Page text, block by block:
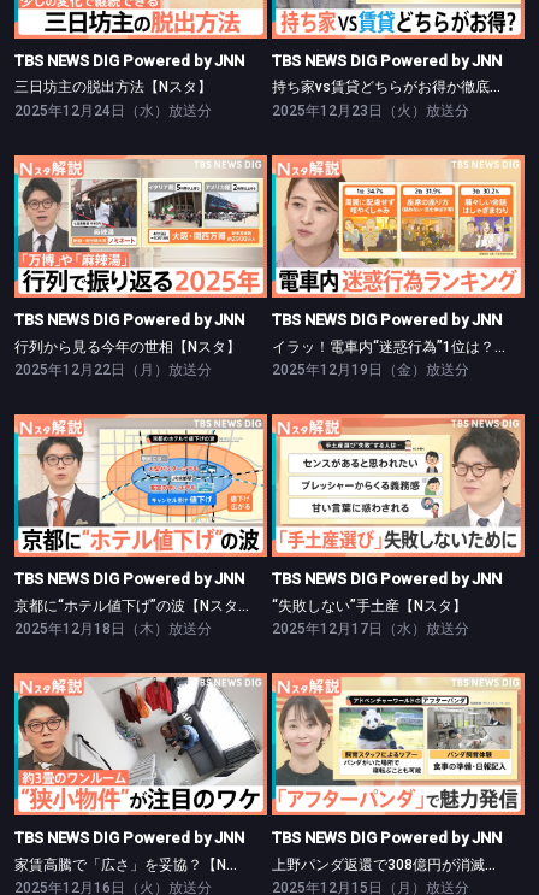
TBS NEWS DIG Powered by JNN
三日坊主の脱出方法【Nスタ】
2025年12月24日（水）放送分
TBS NEWS DIG Powered by JNN
持ち家vs賃貸どちらがお得か徹底検証【Nスタ】
2025年12月23日（火）放送分
TBS NEWS DIG Powered by JNN
行列から見る今年の世相【Nスタ】
TBS NEWS DIG Powered by JNN
行列から見る今年の世相【Nスタ】
2025年12月22日（月）放送分
TBS NEWS DIG Powered by JNN
イラッ！電車内“迷惑行為”1位は？【Nスタ】
TBS NEWS DIG Powered by JNN
イラッ！電車内“迷惑行為”1位は？【Nスタ】
2025年12月19日（金）放送分
TBS NEWS DIG Powered by JNN
京都に“ホテル値下げ”の波【Nスタ】
TBS NEWS DIG Powered by JNN
京都に“ホテル値下げ”の波【Nスタ】
2025年12月18日（木）放送分
TBS NEWS DIG Powered by JNN
“失敗しない”手土産【Nスタ】
TBS NEWS DIG Powered by JNN
“失敗しない”手土産【Nスタ】
2025年12月17日（水）放送分
TBS NEWS DIG Powered by JNN
家賃高騰で「広さ」を妥協？【Nスタ】
TBS NEWS DIG Powered by JNN
家賃高騰で「広さ」を妥協？【Nスタ】
2025年12月16日（火）放送分
TBS NEWS DIG Powered by JNN
上野パンダ返還で308億円が消滅危機？【Nスタ】
TBS NEWS DIG Powered by JNN
上野パンダ返還で308億円が消滅危機？【Nスタ】
2025年12月15日（月）放送分